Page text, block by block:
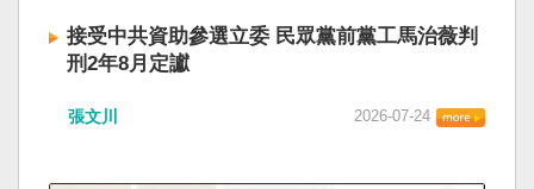
接受中共資助參選立委 民眾黨前黨工馬治薇判
刑2年8月定讞
張文川 2026-07-24